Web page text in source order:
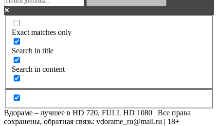
Exact matches only
Search in title
Search in content
Вдораме – лучшее в HD 720, FULL HD 1080 | Все права
сохранены, обратная связь: vdorame_ru@mail.ru | 18+